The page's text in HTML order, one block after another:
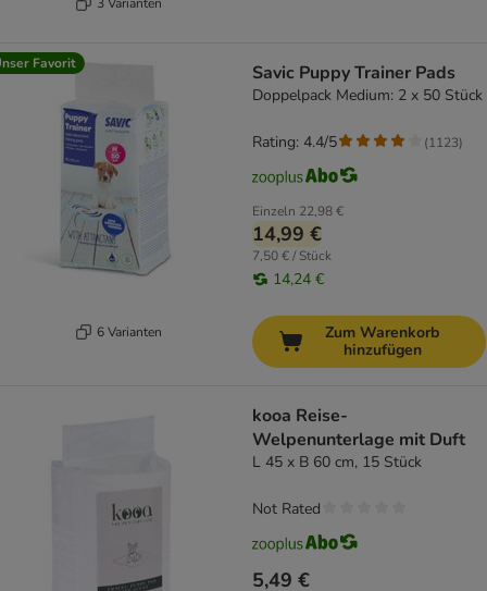
Favorit
6 Varianten
Savic Puppy Trainer Pads
Doppelpack Medium: 2 x 50 Stück
Einzeln 22,98 €
14,99 €
7,50 € / Stück
14,24 €
Rating: 4.4/5 (1123)
Zum Warenkorb
hinzufügen
kooa Reise-
Welpenunterlage mit Duft
L 45 x B 60 cm, 15 Stück
5,49 €
Not Rated